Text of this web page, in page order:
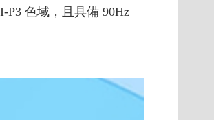
P3 色域，且具備 90Hz